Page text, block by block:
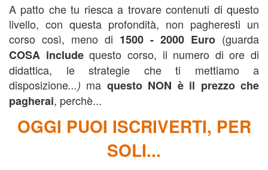
A patto che tu riesca a trovare contenuti di questo
livello, con questa profondità, non pagheresti un
corso così, meno di 1500 - 2000 Euro (guarda
COSA includequesto corso, il numero di ore di
didattica, le strategie che ti mettiamo a
disposizione...) ma questo NON è il prezzo che
pagherai, perchè...
OGGI PUOI ISCRIVERTI, PER
SOLI...